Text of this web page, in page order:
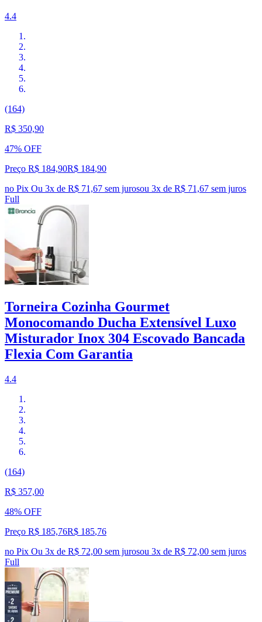
4.4
(164)
R$ 350,90
47% OFF
Preço R$ 184,90R$ 184,90
no Pix Ou 3x de R$ 71,67 sem jurosou 3x de R$ 71,67 sem juros
Full
Torneira Cozinha Gourmet
Monocomando Ducha Extensível Luxo
Misturador Inox 304 Escovado Bancada
Flexia Com Garantia
4.4
(164)
R$ 357,00
48% OFF
Preço R$ 185,76R$ 185,76
no Pix Ou 3x de R$ 72,00 sem jurosou 3x de R$ 72,00 sem juros
Full